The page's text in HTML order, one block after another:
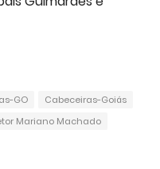
GO
Cabeceiras-Goiás
Mariano Machado